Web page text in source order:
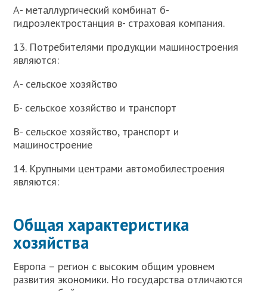
А- металлургический комбинат б-
гидроэлектростанция в- страховая компания.
13. Потребителями продукции машиностроения
являются:
А- сельское хозяйство
Б- сельское хозяйство и транспорт
В- сельское хозяйство, транспорт и
машиностроение
14. Крупными центрами автомобилестроения
являются:
Общая характеристика
хозяйства
Европа – регион с высоким общим уровнем
развития экономики. Но государства отличаются